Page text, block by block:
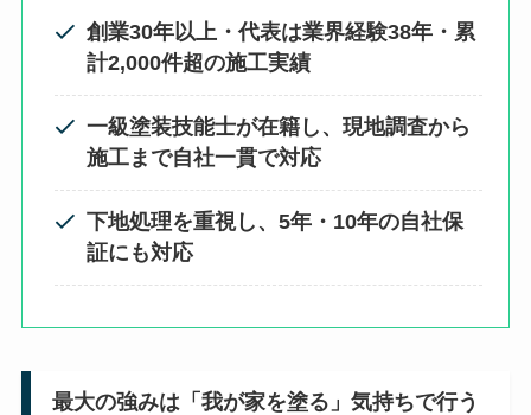
創業30年以上・代表は業界経験38年・累
計2,000件超の施工実績
一級塗装技能士が在籍し、現地調査から
施工まで自社一貫で対応
下地処理を重視し、5年・10年の自社保
証にも対応
最大の強みは「我が家を塗る」気持ちで行う